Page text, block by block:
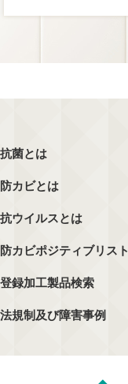
抗菌とは
防カビとは
抗ウイルスとは
防カビポジティブリスト
登録加工製品検索
法規制及び障害事例